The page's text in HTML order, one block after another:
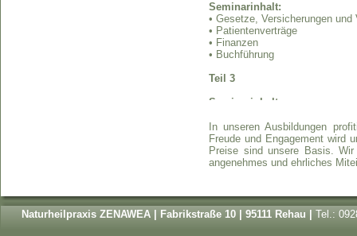
Naturheilpraxis ZENAWEA | Fabrikstraße 10 | 95111 Rehau | Tel.:
Seminarinhalt:
• Gesetze, Versicherungen und
• Patientenverträge
• Finanzen
• Buchführung
Teil 3
Seminarinhalt:
• Patientenaufklärung
• Patientendokumentation
• Patientenabrechnung
Voraussetzungen:keine
Für wen geeignet:
Teilnehmerzahl:5 – 10
In unseren Ausbildungen
Freude und Engagement wird
Preise sind unsere Basis.
angenehmes und ehrliches